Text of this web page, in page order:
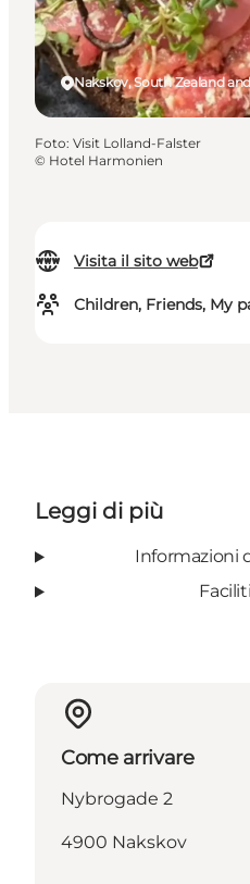
Visita il sito web
Children, Friends, My
Nakskov, South Zealand
Foto: Visit Lolland-Falster
© Hotel Harmonien
Leggi di più
Informazioni
Come arrivare
Nybrogade 2
4900 Nakskov